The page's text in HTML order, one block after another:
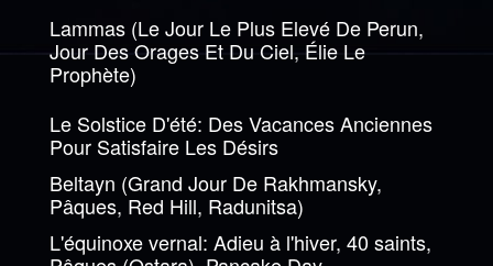
Lammas (Le Jour Le Plus Elevé De Perun,
Jour Des Orages Et Du Ciel, Élie Le
Prophète)
Le Solstice D'été: Des Vacances Anciennes
Pour Satisfaire Les Désirs
Beltayn (Grand Jour De Rakhmansky,
Pâques, Red Hill, Radunitsa)
L'équinoxe vernal: Adieu à l'hiver, 40 saints,